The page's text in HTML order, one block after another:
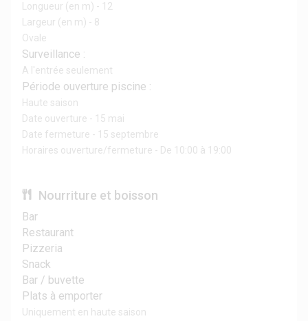
Longueur (en m) - 12
Largeur (en m) - 8
Ovale
Surveillance :
A l'entrée seulement
Période ouverture piscine :
Haute saison
Date ouverture - 15 mai
Date fermeture - 15 septembre
Horaires ouverture/fermeture - De 10:00 à 19:00
Nourriture et boisson
Bar
Restaurant
Pizzeria
Snack
Bar / buvette
Plats à emporter
Uniquement en haute saison